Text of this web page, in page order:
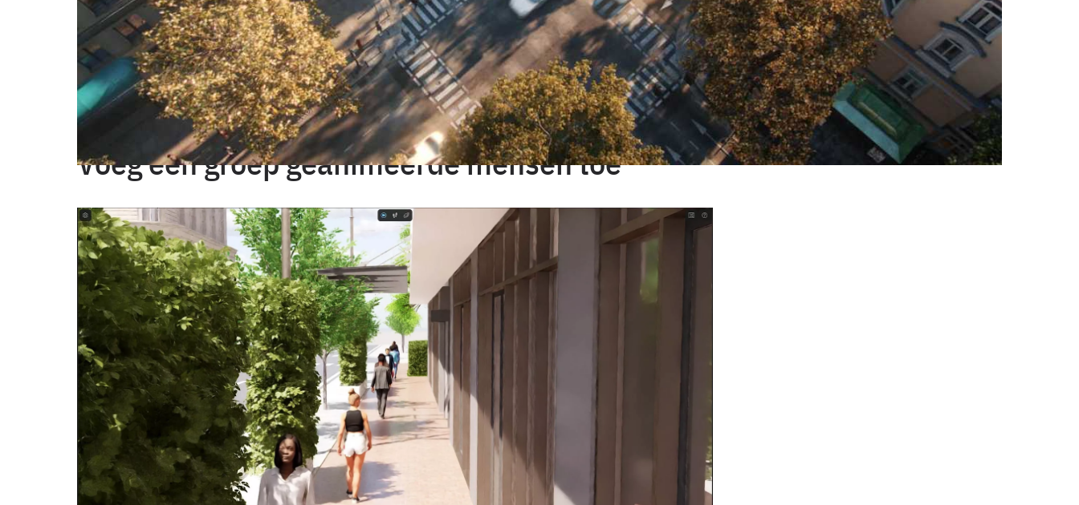
Animaties toevoegen aan presentaties heeft heel wat voordelen. Je kan duidelijker
communiceren, klanten begrijpen je project beter en worden meer betrokken. Het maakt het
communiceren van projecten eenvoudiger en helpt bij het vertalen van technische gegevens en
het bieden van ruimtelijk inzicht.
Voeg een groep geanimeerde mensen toe